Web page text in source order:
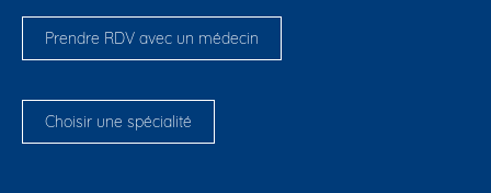
Prendre RDV avec un médecin
Choisir une spécialité